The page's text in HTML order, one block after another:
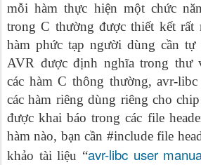
mỗi hàm thực hiện một chức
trong C thường được thiết kết rất
hàm phức tạp người dùng cần
AVR được định nghĩa trong thư
các hàm C thông thường, avr-
các hàm riêng dùng riêng cho
được khai báo trong các file
hàm nào, bạn cần #include file
khảo tài liệu “avr-libc user